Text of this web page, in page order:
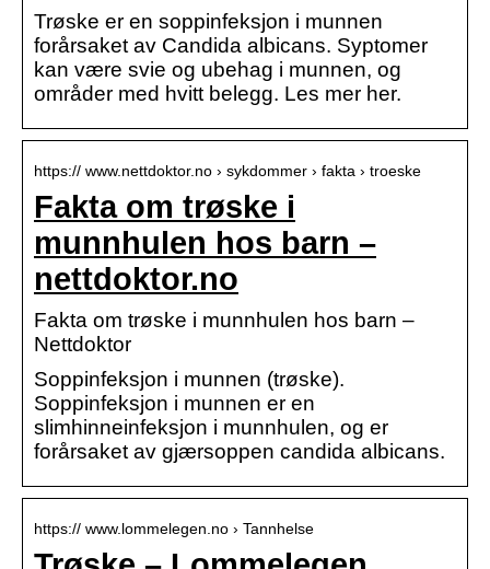
Trøske er en soppinfeksjon i munnen
forårsaket av Candida albicans. Syptomer
kan være svie og ubehag i munnen, og
områder med hvitt belegg. Les mer her.
https:// www.nettdoktor.no › sykdommer › fakta › troeske
Fakta om trøske i
munnhulen hos barn –
nettdoktor.no
Fakta om trøske i munnhulen hos barn –
Nettdoktor
Soppinfeksjon i munnen (trøske).
Soppinfeksjon i munnen er en
slimhinneinfeksjon i munnhulen, og er
forårsaket av gjærsoppen candida albicans.
https:// www.lommelegen.no › Tannhelse